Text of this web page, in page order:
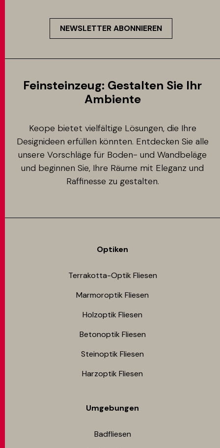
NEWSLETTER ABONNIEREN
Feinsteinzeug: Gestalten Sie Ihr
Ambiente
Keope bietet vielfältige Lösungen, die Ihre
Designideen erfüllen könnten. Entdecken Sie alle
unsere Vorschläge für Boden- und Wandbeläge
und beginnen Sie, Ihre Räume mit Eleganz und
Raffinesse zu gestalten.
Optiken
Terrakotta-Optik Fliesen
Marmoroptik Fliesen
Holzoptik Fliesen
Betonoptik Fliesen
Steinoptik Fliesen
Harzoptik Fliesen
Umgebungen
Badfliesen